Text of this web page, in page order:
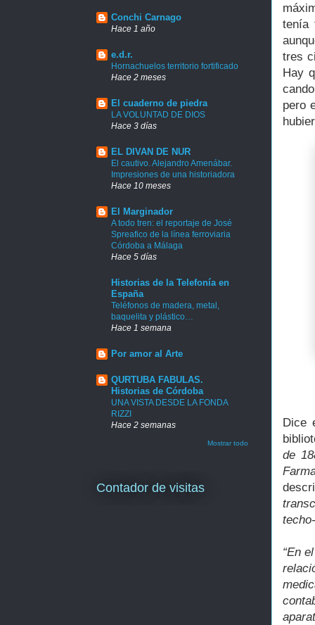
tenía
tres
Hay
pero
Dice
de
techo-
“En
Conchi Carnago
Hace 1 año
e.d.r.
Hornachuelos territorio fortificado
Hace 2 meses
El cuaderno de piedra
LA VOLUNTAD DE DIOS
Hace 3 días
EL DIVAN DE NUR
El cautivo. Alejandro Amenábar.
Impresiones de una historiadora
Hace 10 meses
El Marginador
A todo tren: el reportaje de José
Spreafico de la línea ferroviaria
Córdoba a Málaga
Hace 5 días
Historias de la Telefonía en
España
Teléfonos de madera, metal,
baquelita y plástico…
Hace 1 semana
Por amor al Arte
QURTUBA FABULAS.
Historias de Córdoba
UNA VISTA DESDE LA FONDA
RIZZI
Hace 2 semanas
Mostrar todo
Contador de visitas